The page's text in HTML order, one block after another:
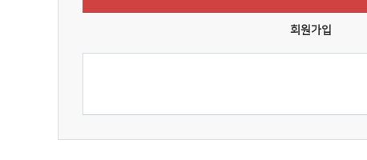
회원가입